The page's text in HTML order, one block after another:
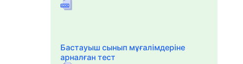
Бастауыш сынып мұғалімдеріне
арналған тест